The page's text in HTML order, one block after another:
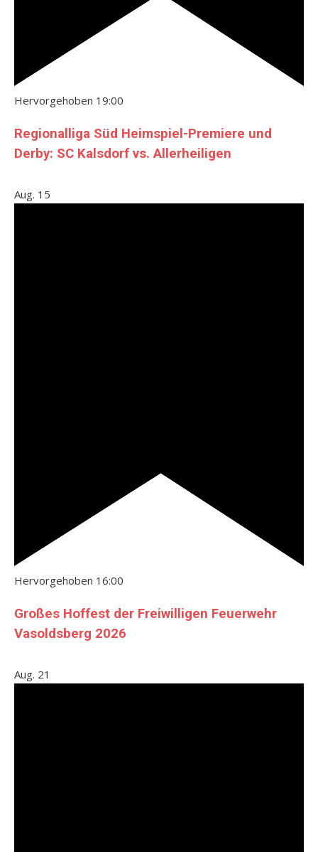
Hervorgehoben 19:00
Regionalliga Süd Heimspiel-Premiere und
Derby: SC Kalsdorf vs. Allerheiligen
Aug. 15
Hervorgehoben 16:00
Großes Hoffest der Freiwilligen Feuerwehr
Vasoldsberg 2026
Aug. 21